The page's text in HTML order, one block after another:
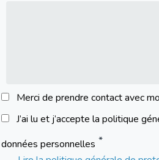
Merci de prendre contact avec
J’ai lu et j’accepte la politique
données personnelles